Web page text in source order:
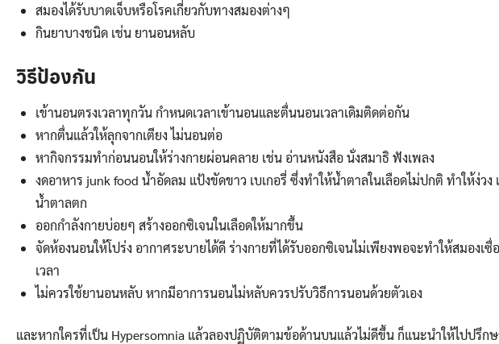
Search
for:
สมองได้รับบาดเจ็บหรือโรคเกี่ยวกับทางสมองต่างๆ
กินยาบางชนิด เช่น ยานอนหลับ
วิธีป้องกัน
เข้านอนตรงเวลาทุกวัน กำหนดเวลาเข้านอนและตื่นนอนเวลาเดิมติดต่อกัน
หากตื่นแล้วให้ลุกจากเตียง ไม่นอนต่อ
หากิจกรรมทำก่อนนอนให้ร่างกายผ่อนคลาย เช่น อ่านหนังสือ นั่งสมาธิ ฟังเพลง
งดอาหาร junk food น้ำอัดลม แป้งขัดขาว เบเกอรี่ ซึ่งทำให้น้ำตาลในเลือดไม่ปกติ ทำให้ง่ว
น้ำตาลตก
ออกกำลังกายบ่อยๆ สร้างออกซิเจนในเลือดให้มากขึ้น
จัดห้องนอนให้โปร่ง อากาศระบายได้ดี ร่างกายที่ได้รับออกซิเจนไม่เพียงพอจะทำให้สมองเ
เวลา
ไม่ควรใช้ยานอนหลับ หากมีอาการนอนไม่หลับควรปรับวิธีการนอนด้วยตัวเอง
และหากใครที่เป็น Hypersomnia แล้วลองปฏิบัติตามข้อด้านบนแล้วไม่ดีขึ้น ก็แนะนำให้ไปปรึก